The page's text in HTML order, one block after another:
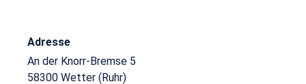
Adresse
An der Knorr-Bremse 5
58300 Wetter (Ruhr)